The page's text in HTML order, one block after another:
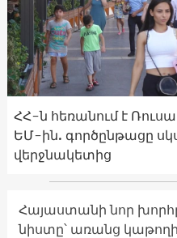
ՀՀ-ն հեռանում է
ԵՄ-ին. գործընթացը
վերջնակետից
Հայաստանի նոր
նիստը՝ առանց